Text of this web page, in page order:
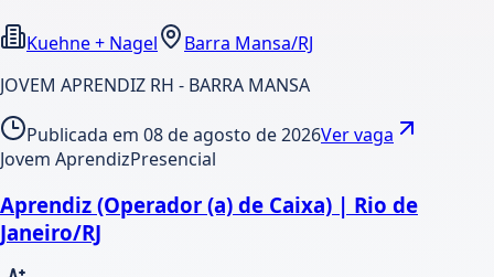
Kuehne + Nagel
Barra Mansa/RJ
JOVEM APRENDIZ RH - BARRA MANSA
Publicada em 08 de agosto de 2026Ver vaga
Jovem AprendizPresencial
Aprendiz (Operador (a) de Caixa) | Rio de
Janeiro/RJ